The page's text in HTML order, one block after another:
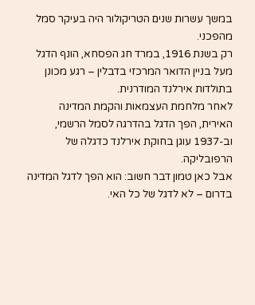
במשך עשרות שנים הטריקולור היה בעיקר סמל
מהפכני.
רק בשנת 1916, במרד חג הפסחא, הונף הדגל
מעל בניין הדואר המרכזי בדבלין – רגע מכונן
בתולדות אירלנד המודרנית.
לאחר מלחמת העצמאות והקמת המדינה
האירית, הפך הדגל בהדרגה לסמל הרשמי,
וב-1937 עוגן בחוקת אירלנד כדגלה של
הרפובליקה.
אבל כאן טמון דבר חשוב: הוא הפך לדגל המדינה
בדרום – לא לדגל של כל האי.